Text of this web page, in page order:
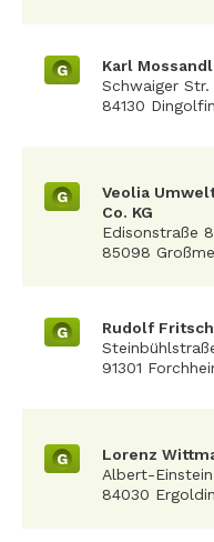
G
Karl
Schwaiger Str.
84130
G
Veolia
Co. KG
Edisonstraße 8
85098
G
Rudolf
91301
G
Lorenz
Albert-
84030